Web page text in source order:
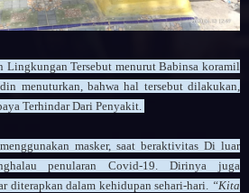
Lingkungan Tersebut menurutBabinsa koramil
menuturkan, bahwa hal tersebut dilakukan,
Terhindar Dari Penyakit.
masker, saat beraktivitas Di luar
penularan Covid-19.Dirinya juga
diterapkan dalam kehidupan sehari-hari.
“Kita